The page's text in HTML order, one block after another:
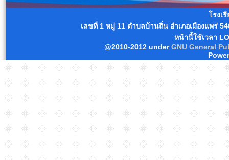
โรงเ
เลขที่ 1 หมู่ 11 ตำบลบ้านถิ่น อำเภอเมืองแพร่
หน้านี้ใช้เวลา
@2010-2012 underGNU General